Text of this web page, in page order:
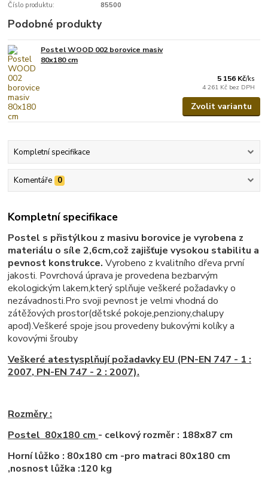
Číslo produktu: 85500
Podobné produkty
Postel WOOD 002 borovice masiv
80x180 cm
5 156 Kč/ks
4 261 Kč bez DPH
Zvolit variantu
Kompletní specifikace
Komentáře 0
Kompletní specifikace
Postel s přistýlkou z masivu borovice je vyrobena z
materiálu o síle 2,6cm,což zajišťuje vysokou stabilitu a
pevnost konstrukce. Vyrobeno z kvalitního dřeva první
jakosti. Povrchová úprava je provedena bezbarvým
ekologickým lakem,který splňuje veškeré požadavky o
nezávadnosti.Pro svoji pevnost je velmi vhodná do
zátěžových prostor(dětské pokoje,penziony,chalupy
apod).Veškeré spoje jsou provedeny bukovými kolíky a
kovovými šrouby
Veškeré atestysplňují požadavky EU (PN-EN 747 - 1 :
2007, PN-EN 747 - 2 : 2007).
Rozměry :
Postel 80x180 cm - celkový rozměr : 188x87 cm
Horní lůžko : 80x180 cm -pro matraci 80x180 cm
,nosnost lůžka :120 kg